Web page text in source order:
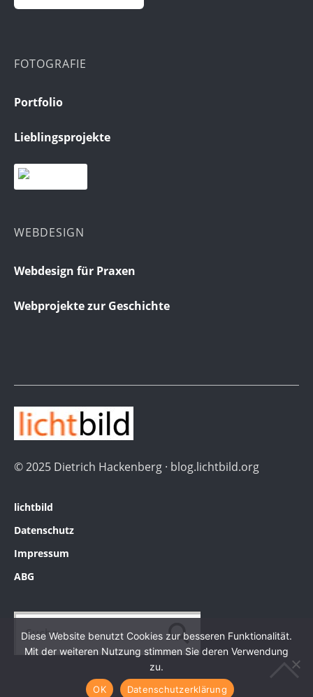
FOTOGRAFIE
Portfolio
Lieblingsprojekte
WEBDESIGN
Webdesign für Praxen
Webprojekte zur Geschichte
© 2025 Dietrich Hackenberg · blog.lichtbild.org
lichtbild
Datenschutz
Impressum
ABG
Diese Website benutzt Cookies zur besseren Funktionalität.
Mit der weiteren Nutzung stimmen Sie deren Verwendung
zu.
OK Datenschutzerklärung